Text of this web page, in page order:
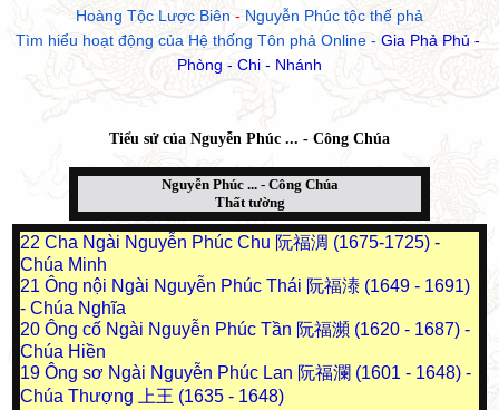
Hoàng Tộc Lược Biên - Nguyễn Phúc tộc thế phả
Tìm hiểu hoạt động của Hệ thống Tôn phả Online - Gia Phả Phủ -
Phòng - Chi - Nhánh
Tiểu sử của Nguyễn Phúc ... - Công Chúa
Nguyễn Phúc ... - Công Chúa
Thất tường
22 Cha Ngài Nguyễn Phúc Chu 阮福淍 (1675-1725) -
Chúa Minh
21 Ông nội Ngài Nguyễn Phúc Thái 阮福溙 (1649 - 1691)
- Chúa Nghĩa
20 Ông cố Ngài Nguyễn Phúc Tần 阮福瀕 (1620 - 1687) -
Chúa Hiền
19 Ông sơ Ngài Nguyễn Phúc Lan 阮福瀾 (1601 - 1648) -
Chúa Thượng 上王 (1635 - 1648)